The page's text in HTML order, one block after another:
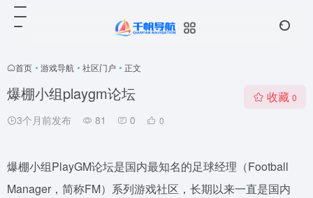
首页 • 游戏导航 • 社区门户 • 正文
爆棚小组playgm论坛
3个月前发布 81 0 0
收藏 0
爆棚小组PlayGM论坛是国内最知名的足球经理（Football
Manager，简称FM）系列游戏社区，长期以来一直是国内